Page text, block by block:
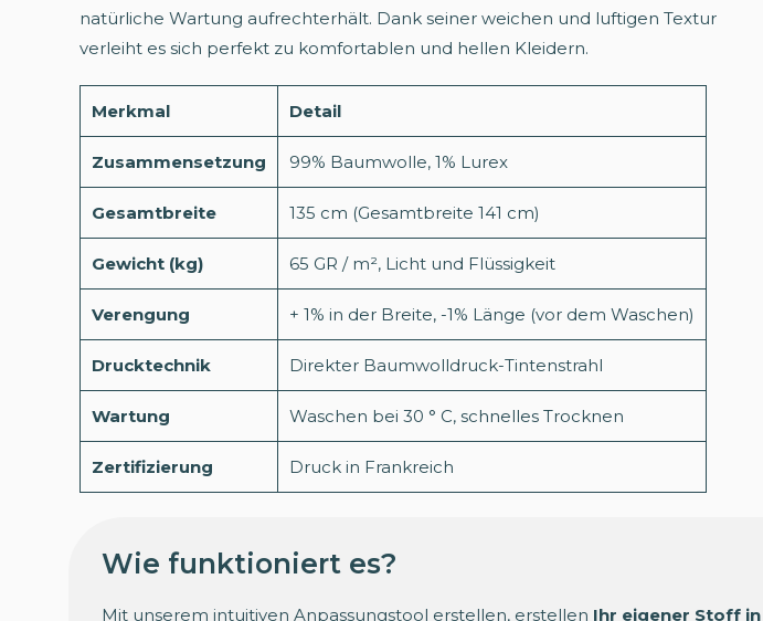
natürliche Wartung aufrechterhält. Dank seiner weichen und luftigen Textur
verleiht es sich perfekt zu komfortablen und hellen Kleidern.
Merkmal Detail
Zusammensetzung 99% Baumwolle, 1% Lurex
Gesamtbreite 135 cm (Gesamtbreite 141 cm)
Gewicht (kg) 65 GR / m², Licht und Flüssigkeit
Verengung + 1% in der Breite, -1% Länge (vor dem Waschen)
Drucktechnik Direkter Baumwolldruck-Tintenstrahl
Wartung Waschen bei 30 ° C, schnelles Trocknen
Zertifizierung Druck in Frankreich
Wie funktioniert es?
Mit unserem intuitiven Anpassungstool erstellen, erstellen Ihr eigener Stoff